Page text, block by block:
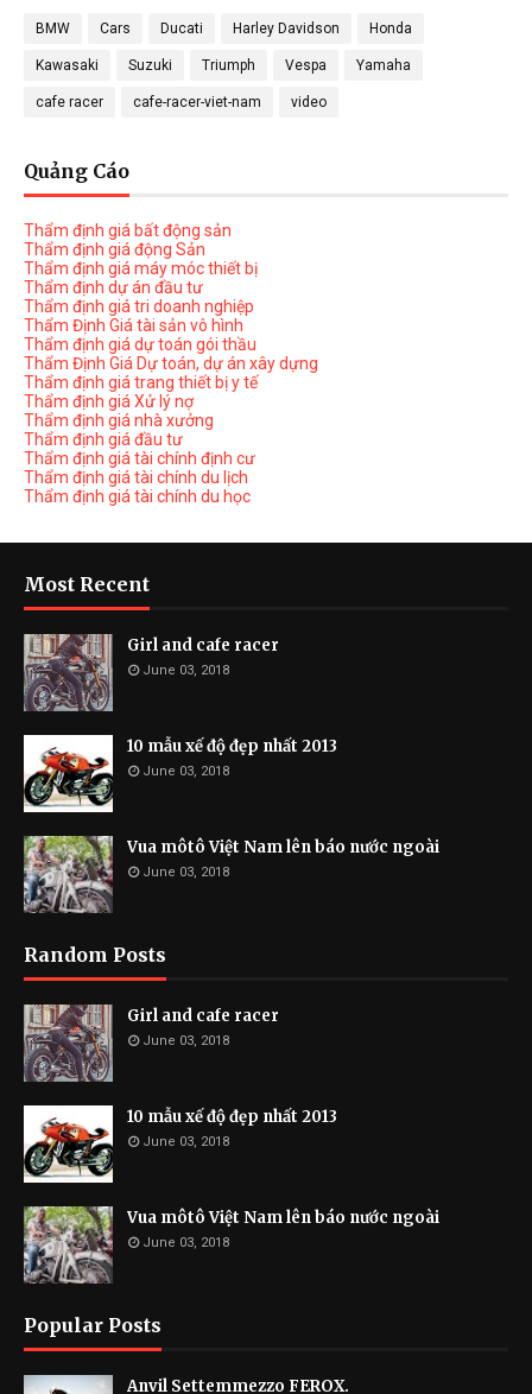
BMW Cars Ducati Harley Davidson Honda
Kawasaki Suzuki Triumph Vespa Yamaha
cafe racer cafe-racer-viet-nam video
Quảng Cáo
Thẩm định giá bất động sản
Thẩm định giá động Sản
Thẩm định giá máy móc thiết bị
Thẩm định dự án đầu tư
Thẩm định giá tri doanh nghiệp
Thẩm Định Giá tài sản vô hình
Thẩm định giá dự toán gói thầu
Thẩm Định Giá Dự toán, dự án xây dựng
Thẩm định giá trang thiết bị y tế
Thẩm định giá Xử lý nợ
Thẩm định giá nhà xưởng
Thẩm định giá đầu tư
Thẩm định giá tài chính định cư
Thẩm định giá tài chính du lịch
Thẩm định giá tài chính du học
Most Recent
Girl and cafe racer
June 03, 2018
10 mẫu xế độ đẹp nhất 2013
June 03, 2018
Vua môtô Việt Nam lên báo nước ngoài
June 03, 2018
Random Posts
Girl and cafe racer
June 03, 2018
10 mẫu xế độ đẹp nhất 2013
June 03, 2018
Vua môtô Việt Nam lên báo nước ngoài
June 03, 2018
Popular Posts
Anvil Settemmezzo FEROX.